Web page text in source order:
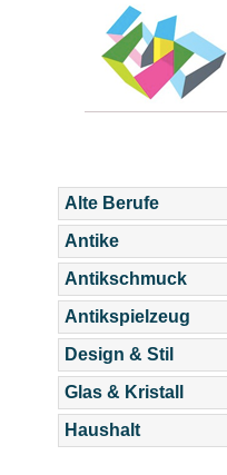
Alte Berufe
Antike
Antikschmuck
Antikspielzeug
Design & Stil
Glas & Kristall
Haushalt